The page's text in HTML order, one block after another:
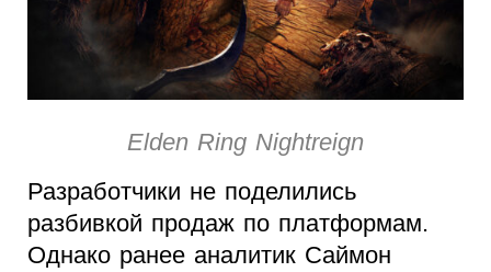
Elden Ring Nightreign
Разработчики не поделились
разбивкой продаж по платформам.
Однако ранее аналитик Саймон